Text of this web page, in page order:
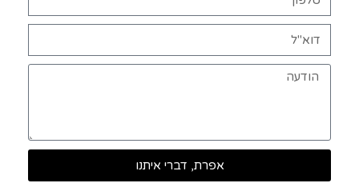
אפרת, דברי איתנו